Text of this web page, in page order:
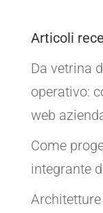
Articoli
Da vetrina
operativo:
web
Come
integrante